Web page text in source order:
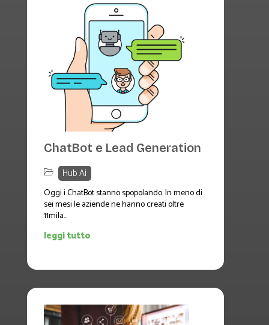
ChatBot e Lead Generation
Hub Ai
Oggi i ChatBot stanno spopolando. In meno di
sei mesi le aziende ne hanno creati oltre
11mila...
leggi tutto